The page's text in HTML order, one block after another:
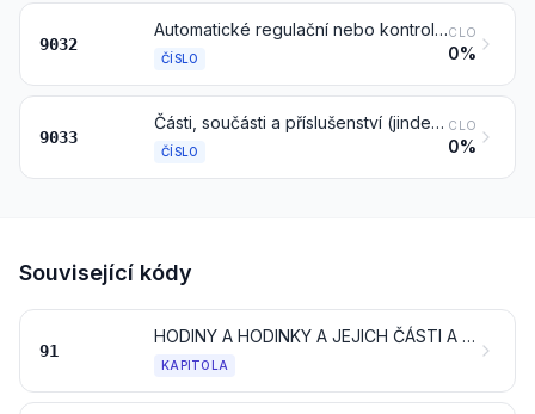
9032
Automatické regulační nebo kontrolní přístroje a zařízení
ČÍSLO
CLO
0%
9033
Části, součásti a příslušenství (jinde v této kapitole neuvedené ani nezahrnuté) pro stroje, nástroje, přístroje nebo zařízení kapitoly 90
ČÍSLO
CLO
0%
Související kódy
91
HODINY A HODINKY A JEJICH ČÁSTI A SOUČÁSTI
KAPITOLA